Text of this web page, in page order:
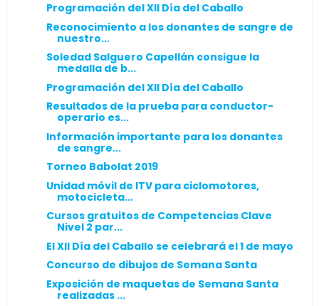
Programación del XII Día del Caballo
Reconocimiento a los donantes de sangre de
nuestro...
Soledad Salguero Capellán consigue la
medalla de b...
Programación del XII Día del Caballo
Resultados de la prueba para conductor-
operario es...
Información importante para los donantes
de sangre...
Torneo Babolat 2019
Unidad móvil de ITV para ciclomotores,
motocicleta...
Cursos gratuitos de Competencias Clave
Nivel 2 par...
El XII Día del Caballo se celebrará el 1 de mayo
Concurso de dibujos de Semana Santa
Exposición de maquetas de Semana Santa
realizadas ...